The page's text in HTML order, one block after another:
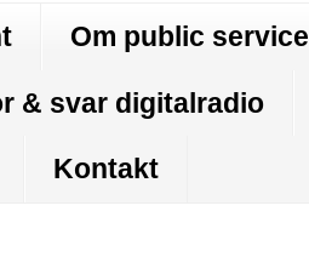
Om public service
& svar digitalradio
Kontakt